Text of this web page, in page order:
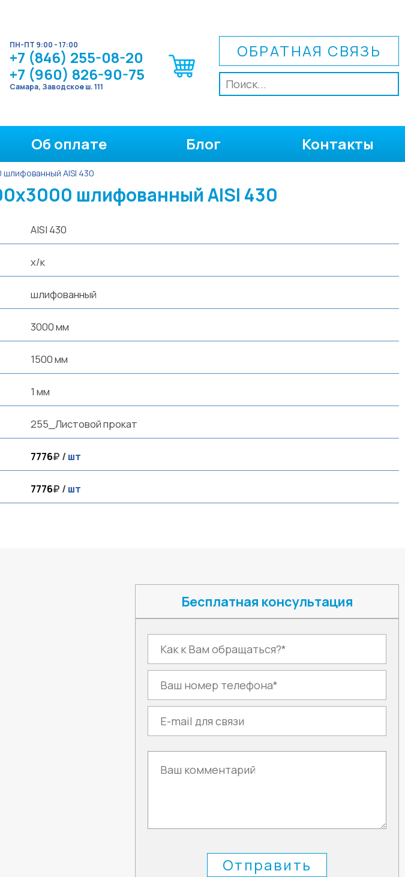
ПН-ПТ 9:00 - 17:00
+7 (846) 255-08-20
+7 (960) 826-90-75
Самара, Заводское ш. 111
ОБРАТНАЯ СВЯЗЬ
Об оплате Блог Контакты
шлифованный AISI 430
шлифованный AISI 430
AISI 430
х/к
шлифованный
3000 мм
1500 мм
1 мм
255_Листовой прокат
7776₽ /шт
7776₽ /шт
Бесплатная консультация